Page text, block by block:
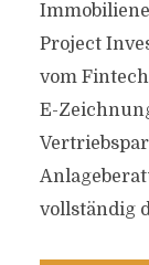
Project
vom
E-
vollständig